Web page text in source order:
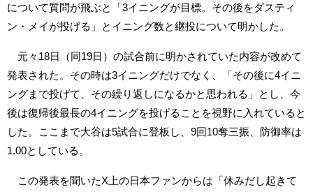
について質問が飛ぶと「3イニングが目標。その後をダスティ
ン・メイが投げる」とイニング数と継投について明かした。
元々18日（同19日）の試合前に明かされていた内容が改めて
発表された。その時は3イニングだけでなく、「その後に4イニ
ングまで投げて、その繰り返しになるかと思われる」とし、今
後は復帰後最長の4イニングを投げることを視野に入れていると
した。ここまで大谷は5試合に登板し、9回10奪三振、防御率は
1.00としている。
この発表を聞いたX上の日本ファンからは「休みだし起きて